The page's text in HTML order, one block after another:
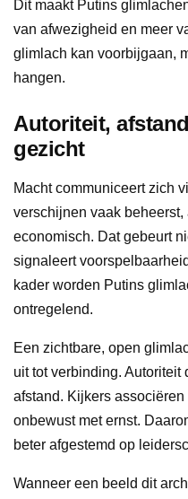
Dit maakt Putins
van afwezigheid en meer
glimlach kan voorbijgaan,
hangen.
Autoriteit,
gezicht
Macht communiceert zich
verschijnen vaak beheerst,
economisch. Dat gebeurt
signaleert
kader worden Putins
ontregelend.
Een zichtbare, open
uit tot verbinding. Autoriteit
afstand. Kijkers
onbewust met ernst.
beter afgestemd op
Wanneer een beeld dit